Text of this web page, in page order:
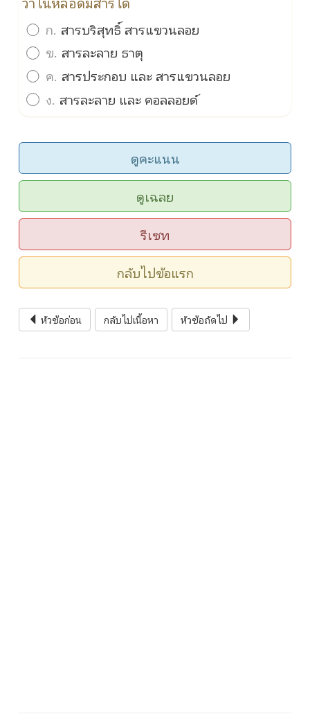
ก. สารบริสุทธิ์ สารแขวนลอย
ข. สารละลาย ธาตุ
ค. สารประกอบ และ สารแขวนลอย
ง. สารละลาย และ คอลลอยด์
ดูคะแนน
ดูเฉลย
รีเซท
กลับไปข้อแรก
หัวข้อก่อน กลับไปเนื้อหา หัวข้อถัดไป